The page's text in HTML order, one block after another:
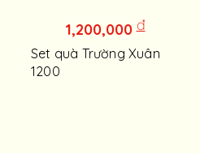
1,200,000 đ
Set quà Trường Xuân
1200